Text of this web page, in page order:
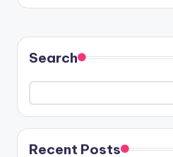
Search
Recent Posts